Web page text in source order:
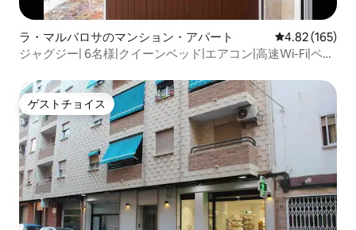
ラ・マルバロサのマンション・アパート レビュー165
4.82 (165)
ジャグジー| 6名様|クイーンベッド|エアコン|高速Wi-Fi|ペッ
ゲストチョイス
ゲストチョイス